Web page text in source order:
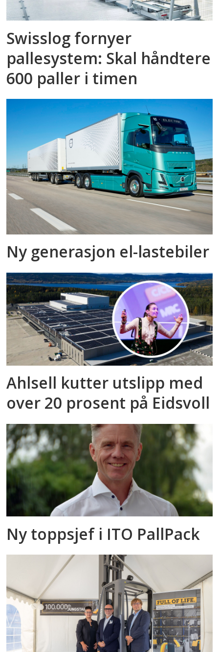
Swisslog fornyer
pallesystem: Skal håndtere
600 paller i timen
Ny generasjon el-lastebiler
Ahlsell kutter utslipp med
over 20 prosent på Eidsvoll
Ny toppsjef i ITO PallPack